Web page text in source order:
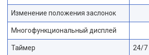
Изменение положения заслонок
Многофункциональный дисплей
Таймер 24/7